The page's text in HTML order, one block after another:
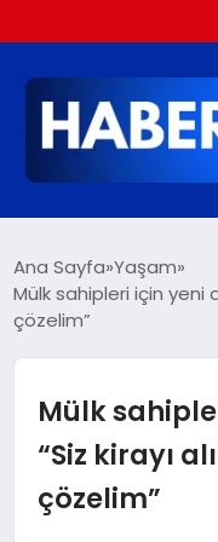
SIYASET
DÜNYA
EKONOMI
Ana Sayfa Yaşam
Mülk sahipleri için yeni
çözelim”
Mülk
“Siz kirayı
çözelim”